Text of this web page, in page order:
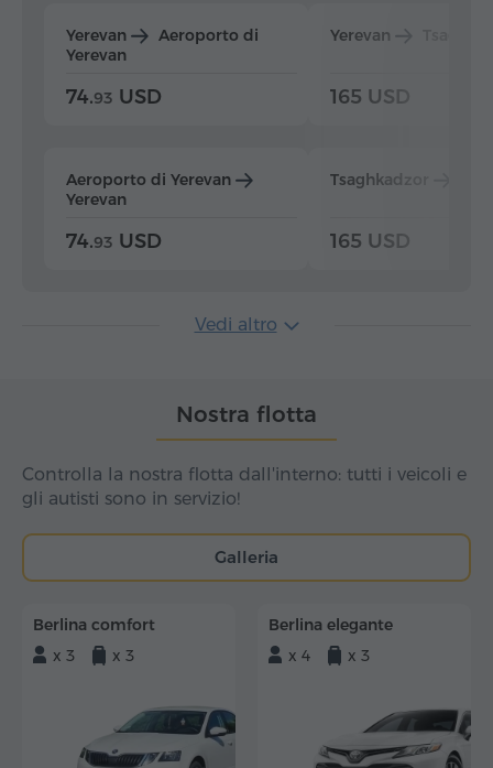
Yerevan
Aeroporto di
Yerevan
74.93 USD
Aeroporto di Yerevan
Yerevan
74.93 USD
Yerevan
165 USD
Tsaghkadzor
165 USD
Vedi altro
Nostra flotta
Controlla la nostra flotta dall'interno: tutti i veicoli e
gli autisti sono in servizio!
Galleria
Berlina comfort
x 3
x 3
Berlina elegante
x 4
x 3